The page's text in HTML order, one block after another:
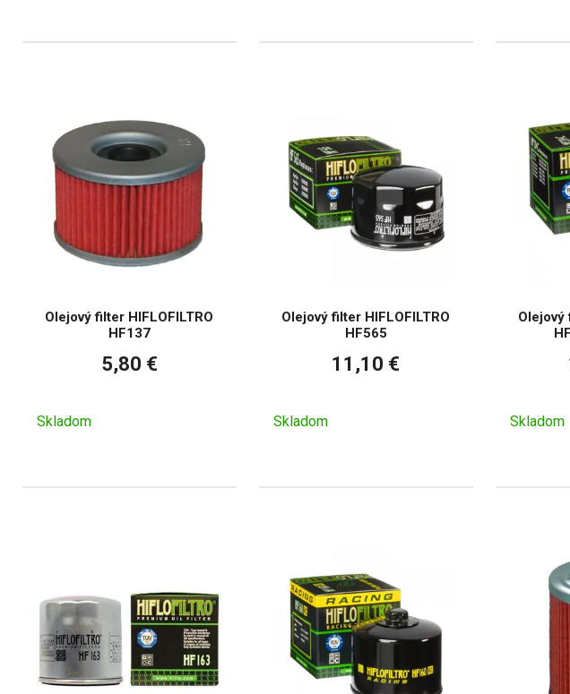
Olejový filter HIFLOFILTRO
HF137
5,80 €
Skladom
Olejový filter HIFLOFILTRO
HF565
11,10 €
Skladom
Olejový
Skladom